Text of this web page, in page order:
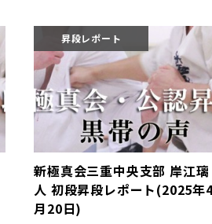
昇段レポート
新極真会三重中央支部 岸江璃
人 初段昇段レポート(2025年
月20日)